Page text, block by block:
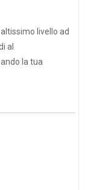
livello ad
al
la tua